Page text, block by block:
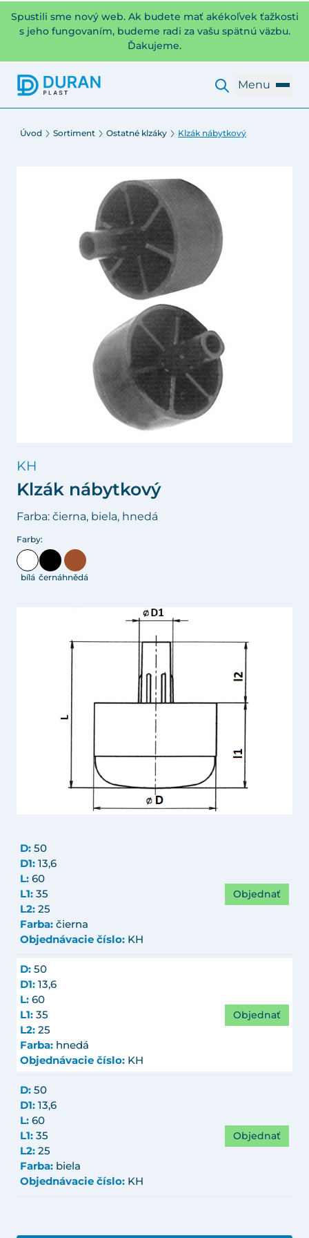
Spustili sme nový web. Ak budete mať akékoľvek ťažkosti
s jeho fungovaním, budeme radi za vašu spätnú väzbu.
Ďakujeme.
Menu
Úvod Sortiment Ostatné klzáky Klzák nábytkový
KH
Klzák nábytkový
Farba: čierna, biela, hnedá
Farby:
bílá černáhnědá
D: 50
D1: 13,6
L: 60
L1: 35
L2: 25
Farba: čierna
Objednávacie číslo: KH
Objednať
D: 50
D1: 13,6
L: 60
L1: 35
L2: 25
Farba: hnedá
Objednávacie číslo: KH
Objednať
D: 50
D1: 13,6
L: 60
L1: 35
L2: 25
Farba: biela
Objednávacie číslo: KH
Objednať